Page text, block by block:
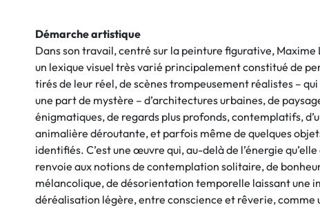
Démarche artistique
Dans son travail, centré sur la peinture figurative, Maxime
un lexique visuel très varié principalement constitué de
tirés de leur réel, de scènes trompeusement réalistes –
une part de mystère – d’architectures urbaines, de
énigmatiques, de regards plus profonds, contemplatifs,
animalière déroutante, et parfois même de quelques
identifiés. C’est une œuvre qui, au-delà de l’énergie
renvoie aux notions de contemplation solitaire, de
mélancolique, de désorientation temporelle laissant une
déréalisation légère, entre conscience et rêverie, comme